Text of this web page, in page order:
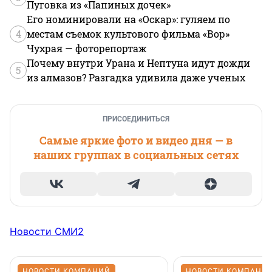
Пуговка из «Папиных дочек»
4
Его номинировали на «Оскар»: гуляем по
местам съемок культового фильма «Вор»
Чухрая — фоторепортаж
5
Почему внутри Урана и Нептуна идут дожди
из алмазов? Разгадка удивила даже ученых
ПРИСОЕДИНИТЬСЯ
Самые яркие фото и видео дня — в
наших группах в социальных сетях
Новости СМИ2